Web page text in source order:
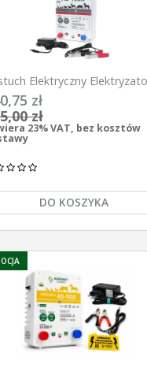
Elektryczny
Pomelac AS-4900
zł
zł
23% VAT, bez kosztów
DO KOSZYKA